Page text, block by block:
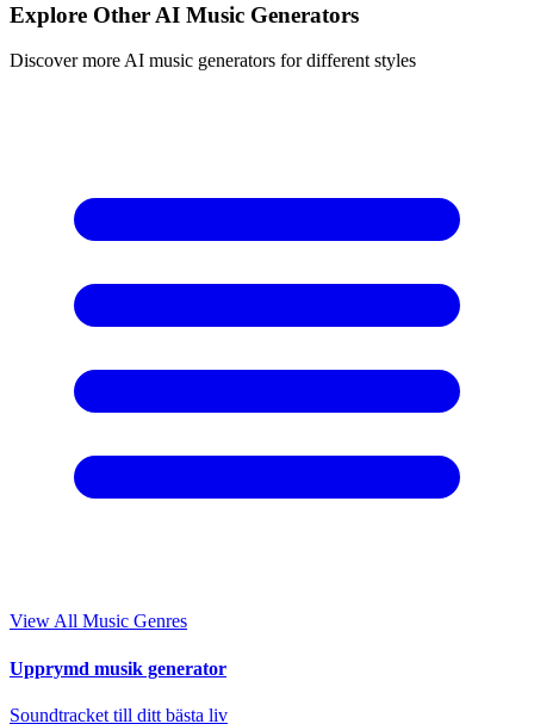
Explore Other AI Music Generators
Discover more AI music generators for different styles
View All Music Genres
Upprymd musik generator
Soundtracket till ditt bästa liv